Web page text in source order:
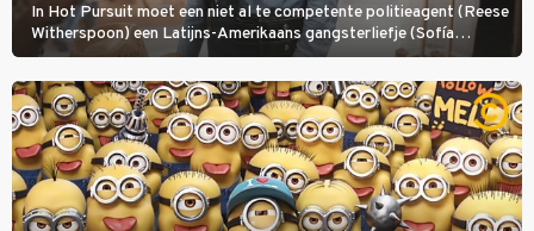
In Hot Pursuit moet een niet al te competente politieagent (Reese
Witherspoon) een Latijns-Amerikaans gangsterliefje (Sofía
Vergara) beschermen tegen corrupte agenten en moordlustige
maffiatypes.